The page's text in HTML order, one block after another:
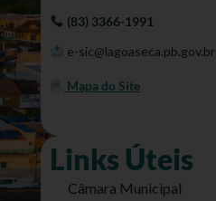
(83) 3366-1991
e-sic@lagoaseca.pb.gov.br
Mapa do Site
Links Úteis
Câmara Municipal